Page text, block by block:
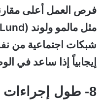
فرص العمل أعلى
شبكات اجتماعية من
إيجابياً إذا ساعد في
8- طول إجراءات